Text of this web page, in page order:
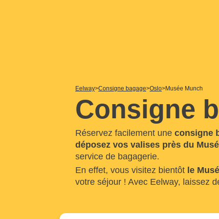
Eelway Consigne bagage Oslo Musée Munch
Consigne
Réservez facilement une consigne
déposez vos valises près du
service de bagagerie.
En effet, vous visitez bientôt le
votre séjour ! Avec Eelway, laissez